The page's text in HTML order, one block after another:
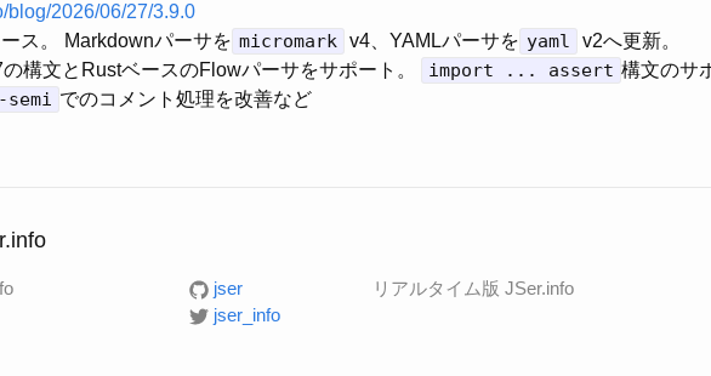
blog/2026/06/27/3.9.0
ス。 Markdownパーサを micromark v4、YAMLパーサを yaml
v2へ更新。
構文とRustベースのFlowパーサをサポート。
import ... assert 構文のサ
でのコメント処理を改善など
jser
jser_info
リアルタイム版 JSer.info